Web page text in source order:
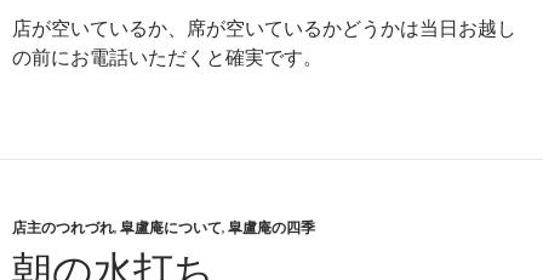
店が空いているか、席が空いているかどうかは当日お越し
の前にお電話いただくと確実です。
店主のつれづれ, 皐盧庵について, 皐盧庵の四季
朝の水打ち